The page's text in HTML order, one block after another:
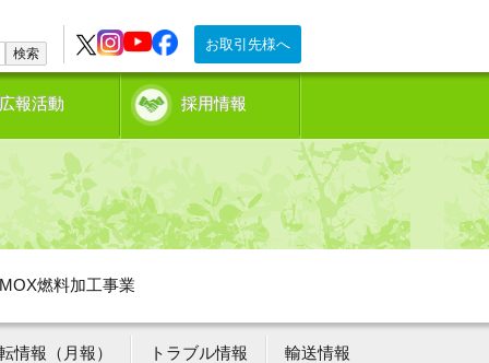
お取引先様へ
検索
報活動 採用情報
燃料加工事業
情報（月報） トラブル情報 輸送情報